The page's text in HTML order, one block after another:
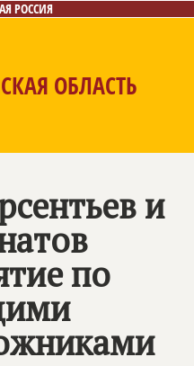
РОССИЯ
ОБЛАСТЬ
и
по